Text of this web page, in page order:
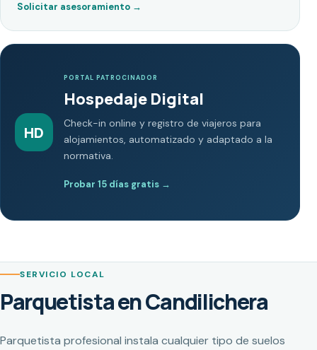
Solicitar asesoramiento →
HD
PORTAL PATROCINADOR
Hospedaje Digital
Check-in online y registro de viajeros para
alojamientos, automatizado y adaptado a la
normativa.
Probar 15 días gratis →
SERVICIO LOCAL
Parquetista en Candilichera
Parquetista profesional instala cualquier tipo de suelos